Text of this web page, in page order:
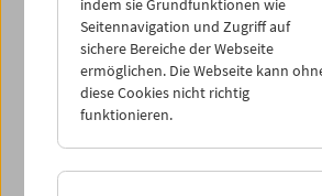
> Weitere Karten hinzufügen / Spielplan
Ticketpreise: MitgliederEUR 5,50
EUR 10,50
Nach Registrierung unter
Seitennavigation und Zugriff auf
sichere Bereiche der Webseite
ermöglichen. Die Webseite kann
diese Cookies nicht richtig
funktionieren.